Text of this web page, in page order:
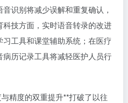
识别将减少误解和重复确认，
技方面，实时语音转录的改进
工具和课堂辅助系统；在医疗
历记录工具将减轻医护人员行
精度的双重提升**打破了以往